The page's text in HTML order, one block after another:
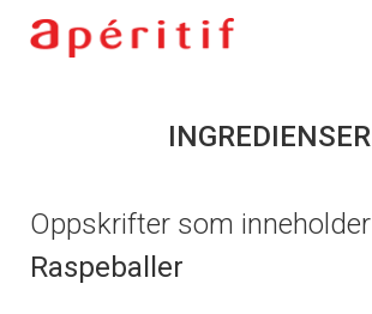
INGREDIENSER
Oppskrifter som inneholder
Raspeballer